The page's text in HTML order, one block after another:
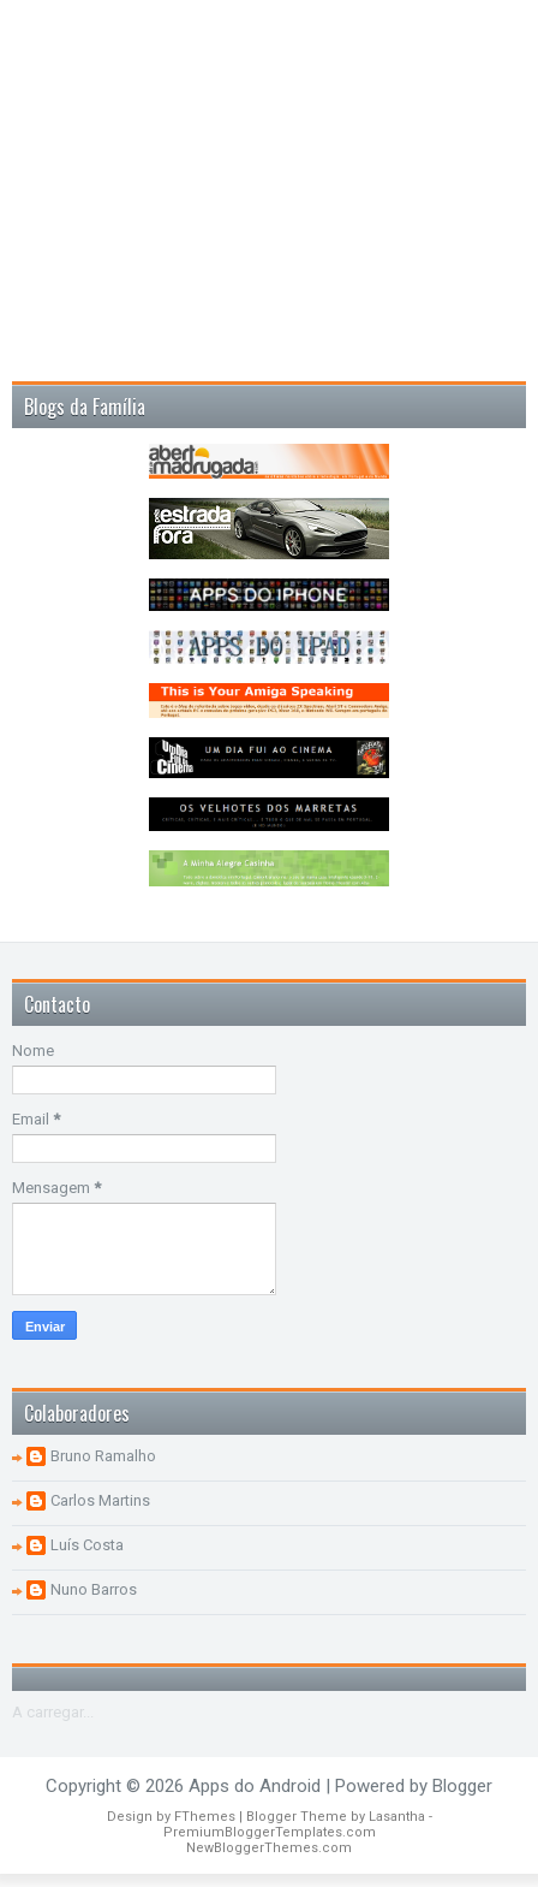
Blogs da Família
Contacto
Nome
Email *
Mensagem *
Colaboradores
Bruno Ramalho
Carlos Martins
Luís Costa
Nuno Barros
A carregar...
Copyright © 2026 Apps do Android | Powered by Blogger
Design by FThemes| Blogger Theme by Lasantha -
PremiumBloggerTemplates.com
NewBloggerThemes.com